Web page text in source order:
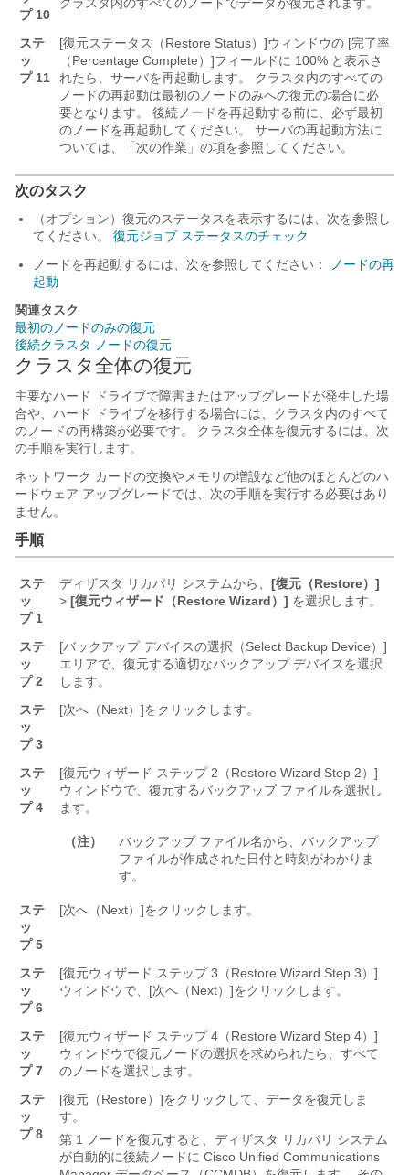
プ 10
ステ
ッ
プ 11
[復元ステータス（Restore Status）]ウィンドウの [完了率
（Percentage Complete）]フィールドに 100% と表示さ
れたら、サーバを再起動します。 クラスタ内のすべての
ノードの再起動は最初のノードのみへの復元の場合に必
要となります。 後続ノードを再起動する前に、必ず最初
のノードを再起動してください。 サーバの再起動方法に
ついては、「次の作業」の項を参照してください。
次のタスク
（オプション）復元のステータスを表示するには、次を参照し
てください。 復元ジョブ ステータスのチェック
ノードを再起動するには、次を参照してください：
ノードの再
起動
関連タスク
最初のノードのみの復元
後続クラスタ ノードの復元
クラスタ全体の復元
主要なハード ドライブで障害またはアップグレードが発生した場
合や、ハード ドライブを移行する場合には、クラスタ内のすべて
のノードの再構築が必要です。 クラスタ全体を復元するには、次
の手順を実行します。
ネットワーク カードの交換やメモリの増設など他のほとんどのハ
ードウェア アップグレードでは、次の手順を実行する必要はあり
ません。
手順
ステ
ッ
プ 1
ディザスタ リカバリ システムから、 [復元（Restore）]
> [復元ウィザード（Restore Wizard）] を選択します。
ステ
ッ
プ 2
[バックアップ デバイスの選択（Select Backup Device）]
エリアで、復元する適切なバックアップ デバイスを選択
します。
ステ
ッ
プ 3
[次へ（Next）]をクリックします。
ステ
ッ
プ 4
[復元ウィザード ステップ 2（Restore Wizard Step 2）]
ウィンドウで、復元するバックアップ ファイルを選択し
ます。
（注）
バックアップ ファイル名から、バックアップ
ファイルが作成された日付と時刻がわかりま
す。
ステ
ッ
プ 5
[次へ（Next）]をクリックします。
ステ
ッ
プ 6
[復元ウィザード ステップ 3（Restore Wizard Step 3）]
ウィンドウで、[次へ（Next）]をクリックします。
ステ
ッ
プ 7
[復元ウィザード ステップ 4（Restore Wizard Step 4）]
ウィンドウで復元ノードの選択を求められたら、すべて
のノードを選択します。
ステ
ッ
プ 8
[復元（Restore）]をクリックして、データを復元しま
す。
第 1 ノードを復元すると、ディザスタ リカバリ システム
が自動的に後続ノードに Cisco Unified Communications